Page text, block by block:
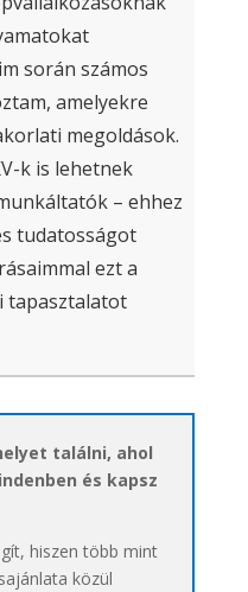
során számos
amelyekre
megoldások.
k is lehetnek
– ehhez
tudatosságot
ezt a
tapasztalatot
találni, ahol
és kapsz
hiszen több mint
közül